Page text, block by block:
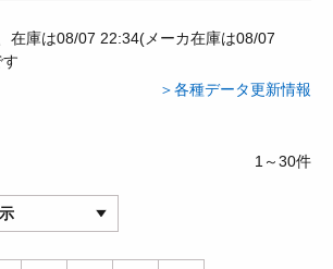
在庫は08/07 22:34(メーカ在庫は08/07
＞各種データ更新情報
1～30件